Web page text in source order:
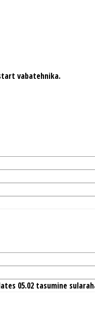
vabatehnika.
05.02 tasumine